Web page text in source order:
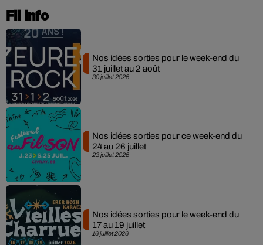
Fil info
30 juillet 2026
Nos idées sorties pour le week-end du
31 juillet au 2 août
23 juillet 2026
Nos idées sorties pour ce week-end du
24 au 26 juillet
16 juillet 2026
Nos idées sorties pour le week-end du
17 au 19 juillet